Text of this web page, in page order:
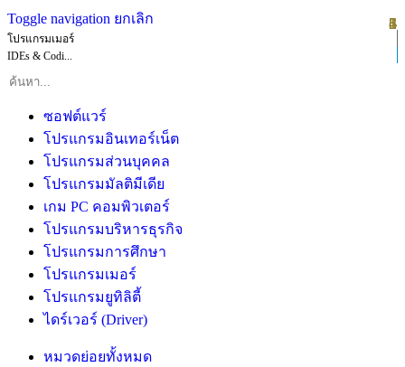
Toggle navigation ยกเลิก
โปรแกรมเมอร์
IDEs & Codi...
ซอฟต์แวร์
โปรแกรมอินเทอร์เน็ต
โปรแกรมส่วนบุคคล
โปรแกรมมัลติมีเดีย
เกม PC คอมพิวเตอร์
โปรแกรมบริหารธุรกิจ
โปรแกรมการศึกษา
โปรแกรมเมอร์
โปรแกรมยูทิลิตี้
ไดร์เวอร์ (Driver)
หมวดย่อยทั้งหมด
1
2
3
4
5
6